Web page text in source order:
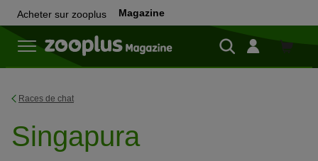
Acheter sur zooplus Magazine
Races de chat
Singapura